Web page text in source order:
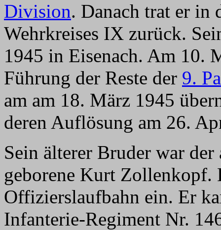
Division. Danach trat er in
Wehrkreises IX zurück.
1945 in Eisenach. Am 10.
Führung der Reste der 9.
am am 18. März 1945
deren Auflösung am 26.
Sein älterer Bruder war
geborene Kurt Zollenkopf.
Offizierslaufbahn ein. Er
Infanterie-Regiment Nr.